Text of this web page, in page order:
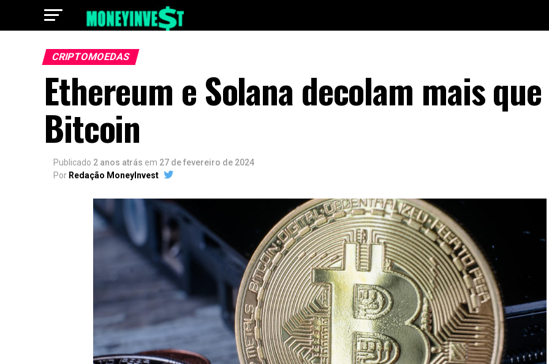
CRIPTOMOEDAS
Ethereum e Solana decolam mais que
Bitcoin
Publicado 2 anos atrás em 27 de fevereiro de 2024
Por Redação MoneyInvest